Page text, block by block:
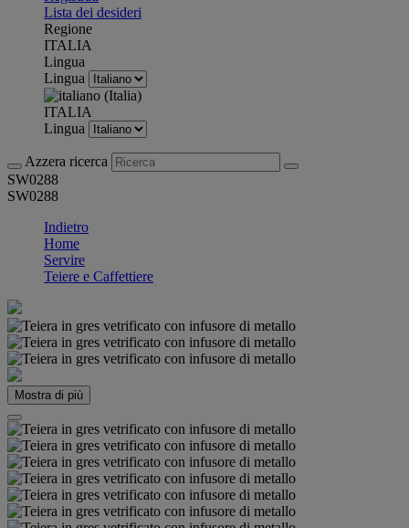
Lista dei desideri
Regione
ITALIA
Lingua
Lingua
ITALIA
Lingua
Azzera ricerca
SW0288
SW0288
Indietro
Home
Servire
Teiere e Caffettiere
Mostra di più